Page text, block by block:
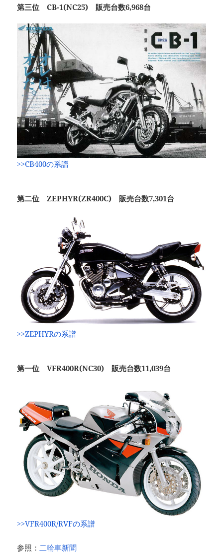
第三位 CB-1(NC25) 販売台数6,968台
>>CB400の系譜
第二位 ZEPHYR(ZR400C) 販売台数7,301台
>>ZEPHYRの系譜
第一位 VFR400R(NC30) 販売台数11,039台
>>VFR400R/RVFの系譜
参照： 二輪車新聞